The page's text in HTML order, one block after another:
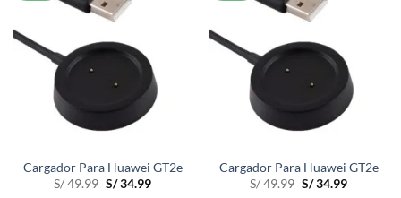
Cargador Para Huawei GT2e
S/49.99 El
S/34.99El
Cargador Para Huawei GT2e
S/49.99 El
S/34.99El